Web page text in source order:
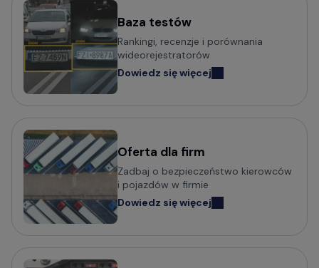
Baza testów
Rankingi, recenzje i porównania
wideorejestratorów
Dowiedz się więcej
Oferta dla firm
Zadbaj o bezpieczeństwo kierowców
i pojazdów w firmie
Dowiedz się więcej